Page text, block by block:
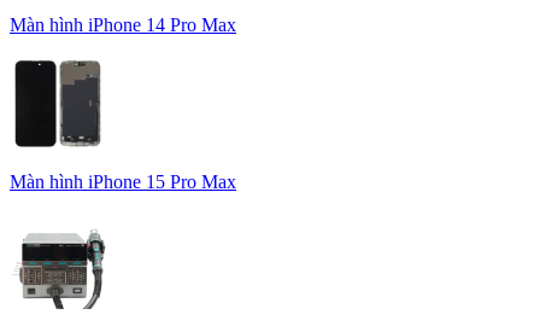
Màn hình iPhone 14 Pro Max
Màn hình iPhone 15 Pro Max